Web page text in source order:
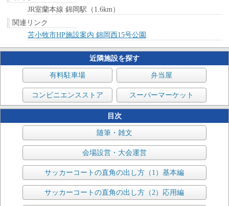
JR室蘭本線 錦岡駅（1.6km）
関連リンク
苫小牧市HP施設案内 錦岡西15号公園
近隣施設を探す
有料駐車場 弁当屋
コンビニエンスストア スーパーマーケット
目次
随筆・雑文
会場設営・大会運営
サッカーコートの直角の出し方（1）基本編
サッカーコートの直角の出し方（2）応用編